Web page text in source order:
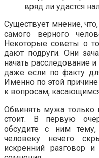
вряд ли удастся
Существует мнение,
самого верного
Некоторые советы о
дают подруги. Они
начать расследование
даже если по факту
Именно по этой
к вопросам,
Обвинять мужа только
стоит. В первую
обсудите с ним тему,
человеку нечего
искренний разговор